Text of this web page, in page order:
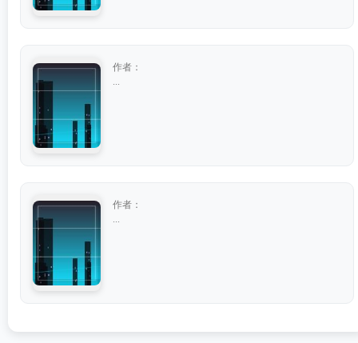
作者：
作者：